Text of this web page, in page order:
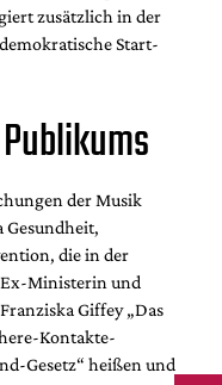
zusätzlich in der
Start-
der Musik
Gesundheit,
die in der
Ministerin und
Giffey „Das
Kontakte-
Gesetz“ heißen und